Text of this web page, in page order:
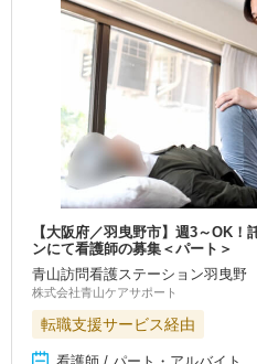
【大阪府／羽曳野市】週3～OK
ンにて看護師の募集＜パート＞
青山訪問看護ステーション羽曳野
株式会社青山ケアサポート
転職支援サービス経由